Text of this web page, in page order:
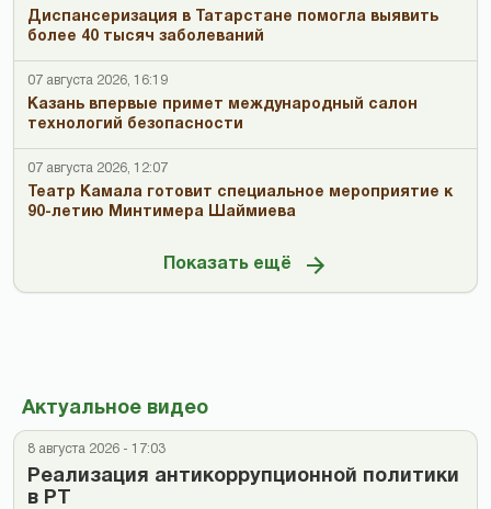
Диспансеризация в Татарстане помогла выявить
более 40 тысяч заболеваний
07 августа 2026, 16:19
Казань впервые примет международный салон
технологий безопасности
07 августа 2026, 12:07
Театр Камала готовит специальное мероприятие к
90-летию Минтимера Шаймиева
Показать ещё
Актуальное видео
8 августа 2026 - 17:03
Реализация антикоррупционной политики
в РТ